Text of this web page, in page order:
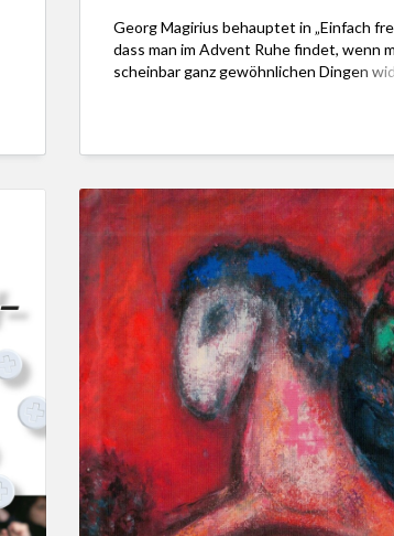
Georg Magirius behauptet in „Einfach
dass man im Advent Ruhe findet, wenn
scheinbar ganz gewöhnlichen Dingen